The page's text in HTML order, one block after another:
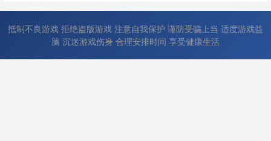
抵制不良游戏 拒绝盗版游戏 注意自我保护 谨防受骗上当 适度游戏益
脑 沉迷游戏伤身 合理安排时间 享受健康生活